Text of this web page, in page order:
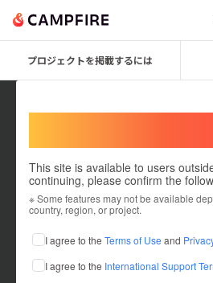
プロジェクトを掲載するには
This site is available to users
continuing, please confirm the
※ Some features may not be available
country, region, or project.
I agree to the Terms of Use and
I agree to the International Support
これまでに4回支援して1件のプロジェク
在住国：日本 現在地：広島県